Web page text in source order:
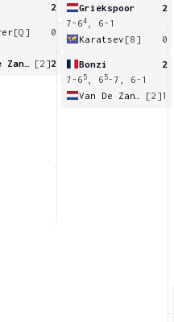
2
[Q]
0
[2]2
Griekspoor
2
7-64
, 6-1
Karatsev [8] 0
Bonzi
2
7-6 5 , 6 5-7, 6-1
[2]1